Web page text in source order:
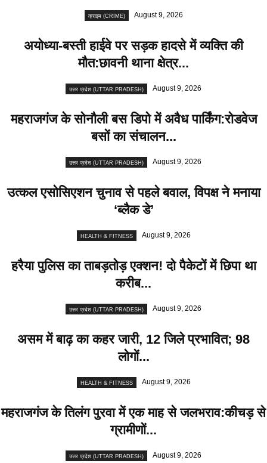
क्राइम (CRIME) August 9, 2026
अयोध्या-बस्ती हाईवे पर सड़क हादसे में व्यक्ति की
मौत:छावनी थाना क्षेत्र...
उत्तर प्रदेश (UTTAR PRADESH) August 9, 2026
महराजगंज के सोनौली बस डिपो में अवैध पार्किंग:रोडवेज
बसों का संचालन...
उत्तर प्रदेश (UTTAR PRADESH) August 9, 2026
उत्कल एसोसिएशन चुनाव से पहले बवाल, विपक्ष ने मनाया
‘ब्लैक डे’
HEALTH & FITNESS August 9, 2026
हरैया पुलिस का ताबड़तोड़ एक्शन! दो पैकेटों में छिपा था
करीब...
उत्तर प्रदेश (UTTAR PRADESH) August 9, 2026
असम में बाढ़ का कहर जारी, 12 जिले प्रभावित; 98
लोगों...
HEALTH & FITNESS August 9, 2026
महराजगंज के तिलंग पुरवा में एक माह से जलभराव:कीचड़ से
ग्रामीणों...
उत्तर प्रदेश (UTTAR PRADESH) August 9, 2026